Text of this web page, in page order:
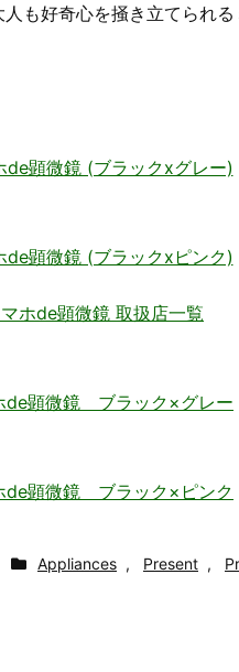
も好奇心を掻き立てられ
de顕微鏡 (ブラックxグレー)
de顕微鏡 (ブラックxピンク)
ホde顕微鏡 取扱店一覧
de顕微鏡 ブラック×グレー
de顕微鏡 ブラック×ピンク
Appliances , Present ,